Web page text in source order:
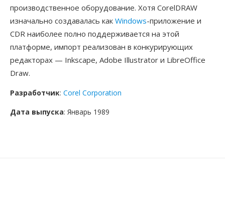
производственное оборудование. Хотя CorelDRAW
изначально создавалась как Windows-приложение и
CDR наиболее полно поддерживается на этой
платформе, импорт реализован в конкурирующих
редакторах — Inkscape, Adobe Illustrator и LibreOffice
Draw.
Разработчик: Corel Corporation
Дата выпуска: Январь 1989